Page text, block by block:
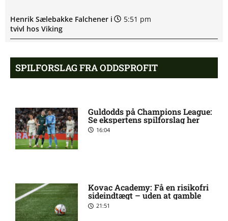
Henrik Sælebakke Falchener i
tvivl hos Viking
5:51 pm
Ibrahim Cissé skade: status
hos AIK Stockholm
4:39 pm
Charlie Steven Brian Pavey
skade: status hos AIK
Stockholm
4:07 pm
Rodrigo Jhossel Huescas
Hurtado misser kamp for FC
SPILFORSLAG FRA ODDSPROFIT
Guldodds på Champions League:
Se ekspertens spilforslag her
16:04
Kovac Academy: Få en risikofri
sideindtægt – uden at gamble
21:51